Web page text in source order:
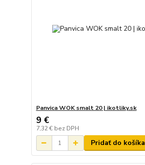
Panvica WOK smalt 20 | ikotliky.sk
9 €
7,32 € bez DPH
Pridať do košíka